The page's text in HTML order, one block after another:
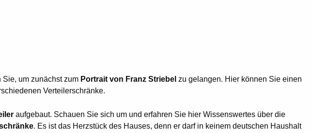
um zunächst zum Portrait von Franz Striebel zu gelangen. Hier können Sie einen
Verteilerschränke.
aufgebaut. Schauen Sie sich um und erfahren Sie hier Wissenswertes über die
. Es ist das Herzstück des Hauses, denn er darf in keinem deutschen Haushalt